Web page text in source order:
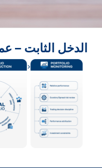
الدخل الثابت –